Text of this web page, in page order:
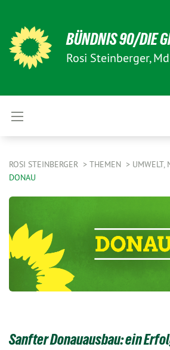
BÜNDNIS 90/DIE
Rosi Steinberger,
ROSI STEINBERGER THEMEN
UMWELT,
DONAU
Sanfter Donauausbau: ein